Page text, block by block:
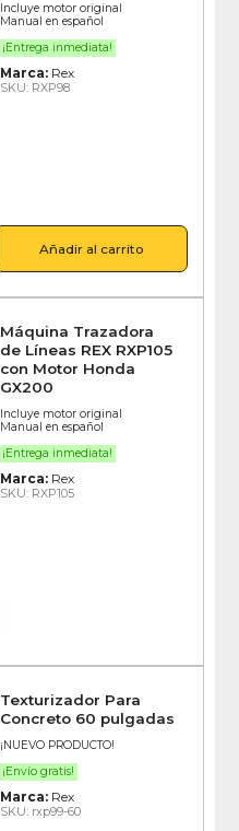
Incluye motor original
Manual en español
¡Entrega inmediata!
Marca:Rex
SKU: RXP98
Añadir al carrito
Máquina Trazadora
de Líneas REX RXP105
con Motor Honda
GX200
Incluye motor original
Manual en español
¡Entrega inmediata!
Marca:Rex
SKU: RXP105
Texturizador Para
Concreto 60 pulgadas
¡NUEVO PRODUCTO!
¡Envío gratis!
Marca:Rex
SKU: rxp99-60